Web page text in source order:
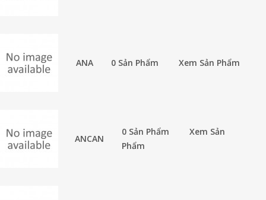
ANA 0 Sản Phẩm Xem Sản Phẩm
ANCAN
0 Sản Phẩm
Xem Sản
Phẩm